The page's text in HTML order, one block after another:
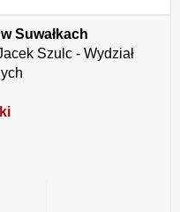
Suwałkach
Szulc - Wydział